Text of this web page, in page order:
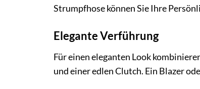
Strumpfhose können Sie Ihre
Elegante Verführung
Für einen eleganten Look
und einer edlen Clutch. Ein Blazer